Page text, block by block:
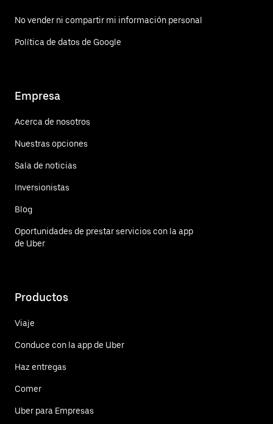
No vender ni compartir mi información personal
Política de datos de Google
Empresa
Acerca de nosotros
Nuestras opciones
Sala de noticias
Inversionistas
Blog
Oportunidades de prestar servicios con la app
de Uber
Productos
Viaje
Conduce con la app de Uber
Haz entregas
Comer
Uber para Empresas